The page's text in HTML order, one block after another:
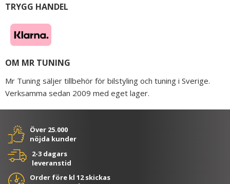
TRYGG HANDEL
OM MR TUNING
Mr Tuning säljer tillbehör för bilstyling och tuning i Sverige.
Verksamma sedan 2009 med eget lager.
Över 25.000
nöjda kunder
2-3 dagars
leveranstid
Order före kl 12 skickas